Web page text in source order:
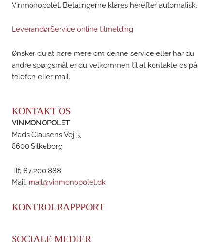
Vinmonopolet. Betalingerne klares herefter automatisk.
LeverandørService online tilmelding
Ønsker du at høre mere om denne service eller har du
andre spørgsmål er du velkommen til at kontakte os på
telefon eller mail.
KONTAKT OS
VINMONOPOLET
Mads Clausens Vej 5,
8600 Silkeborg
Tlf. 87 200 888
Mail: mail@vinmonopolet.dk
KONTROLRAPPPORT
SOCIALE MEDIER